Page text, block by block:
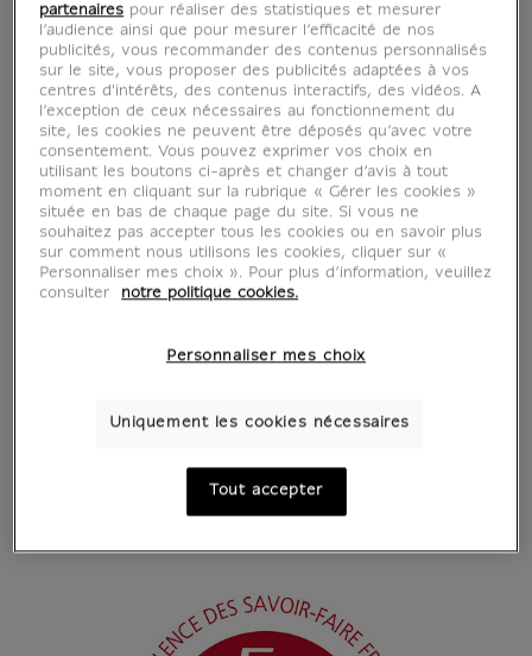
partenaires pour réaliser des statistiques et mesurer
l’audience ainsi que pour mesurer l’efficacité de nos
publicités, vous recommander des contenus personnalisés
sur le site, vous proposer des publicités adaptées à vos
centres d'intérêts, des contenus interactifs, des vidéos. A
l’exception de ceux nécessaires au fonctionnement du
site, les cookies ne peuvent être déposés qu’avec votre
consentement. Vous pouvez exprimer vos choix en
utilisant les boutons ci-après et changer d’avis à tout
moment en cliquant sur la rubrique « Gérer les cookies »
située en bas de chaque page du site. Si vous ne
souhaitez pas accepter tous les cookies ou en savoir plus
sur comment nous utilisons les cookies, cliquer sur «
Personnaliser mes choix ». Pour plus d’information, veuillez
consulter
notre politique cookies.
Personnaliser mes choix
Uniquement les cookies nécessaires
Tout accepter